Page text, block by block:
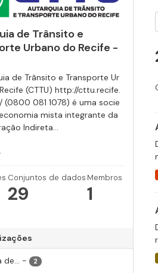
de Trânsito e
Urbano do Recife -
de Trânsito e Transporte Ur
(CTTU) http://cttu.recife.
(0800 081 1078) é uma socie
mista integrante da
Indireta...
Conjuntos de dados
29
Membros
1
de... - 2